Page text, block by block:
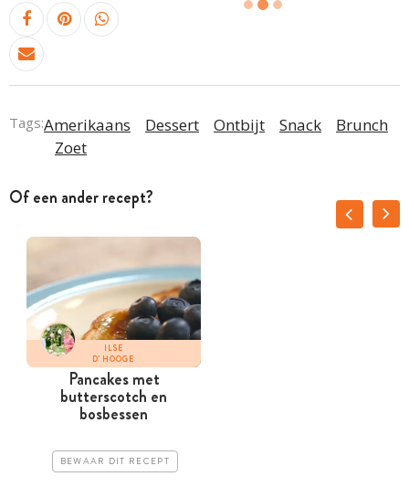
Tags:Amerikaans Dessert Ontbijt Snack
Brunch
Zoet
Of een ander recept?
ILSE
D'HOOGE
Pancakes met
butterscotch en
bosbessen
BEWAAR DIT RECEPT